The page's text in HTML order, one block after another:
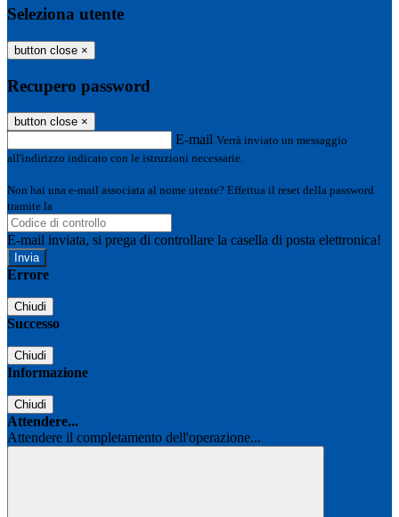
Seleziona utente
button close ×
Recupero password
button close ×
E-mail Verrà inviato un messaggio
all'indirizzo indicato con le istruzioni necessarie.
Non hai una e-mail associata al nome utente? Effettua il reset della password
tramite la
E-mail inviata, si prega di controllare la casella di posta elettronica!
Errore
Chiudi
Successo
Chiudi
Informazione
Chiudi
Attendere...
Attendere il completamento dell'operazione...